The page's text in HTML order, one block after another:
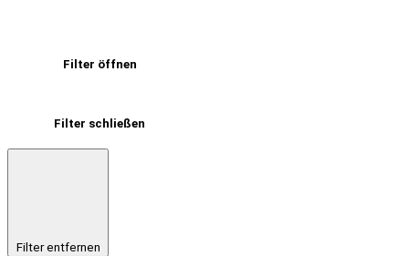
Filter öffnen
Filter schließen
Filter entfernen